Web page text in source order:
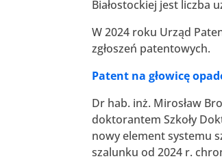
Białostockiej jest liczba
W 2024 roku Urząd
zgłoszeń patentowych.
Patent na głowicę
Dr hab. inż. Mirosław
doktorantem Szkoły
nowy element systemu
szalunku od 2024 r.